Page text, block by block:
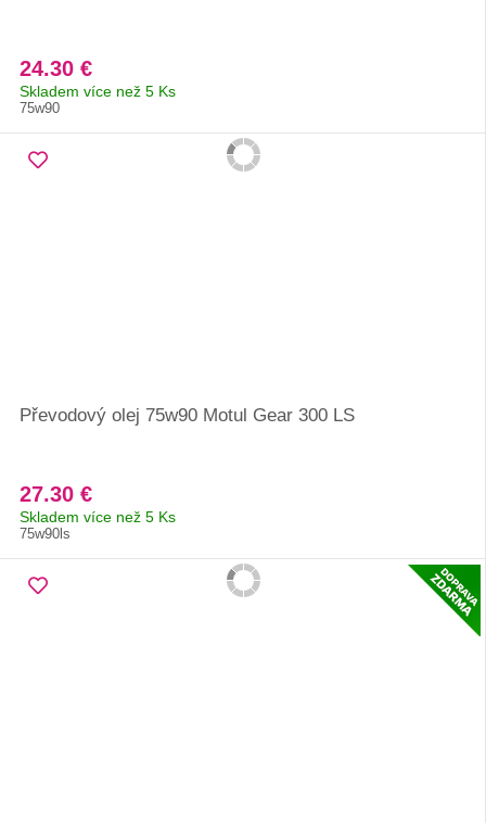
24.30 €
Skladem více než 5 Ks
75w90
Převodový olej 75w90 Motul Gear 300 LS
27.30 €
Skladem více než 5 Ks
75w90ls